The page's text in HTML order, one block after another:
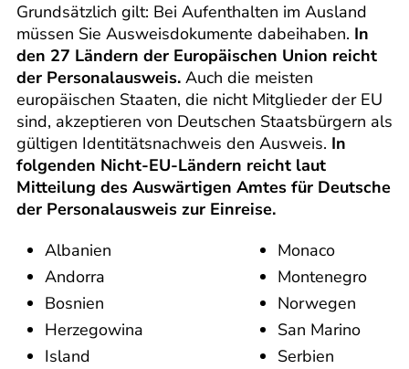
Grundsätzlich gilt: Bei Aufenthalten im Ausland
müssen Sie Ausweisdokumente dabeihaben. In
den 27 Ländern der Europäischen Union reicht
der Personalausweis. Auch die meisten
europäischen Staaten, die nicht Mitglieder der EU
sind, akzeptieren von Deutschen Staatsbürgern als
gültigen Identitätsnachweis den Ausweis. In
folgenden Nicht-EU-Ländern reicht laut
Mitteilung des Auswärtigen Amtes für Deutsche
der Personalausweis zur Einreise.
Albanien
Andorra
Bosnien
Herzegowina
Island
Monaco
Montenegro
Norwegen
San Marino
Serbien